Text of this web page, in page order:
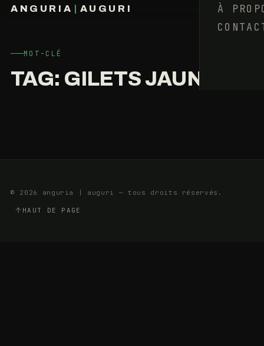
ANGURIA AUGURI
À
MOT-CLÉ
TAG: GILETS JAUNES
UN
27
JANVIER
8
MIN
© 2026 anguria | auguri — tous droits réservés.
HAUT DE PAGE